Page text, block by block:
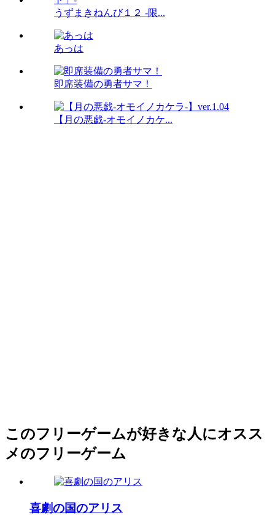
うずまきねんび１２ -限...
あっは
即席装備の勇者サマ！
【月の悪戯-オモイノカケ...
このフリーゲームが好きな人にオスス
メのフリーゲーム
喜劇の国のアリス